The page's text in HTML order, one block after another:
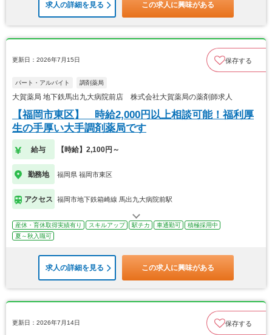
求人の詳細を見る この求人に興味がある
更新日：2026年7月15日 保存する
パート・アルバイト 調剤薬局
大賀薬局 地下鉄馬出九大病院前店 株式会社大賀薬局の薬剤師求人
【福岡市東区】 時給2,000円以上相談可能！福利厚
生の手厚い大手調剤薬局です
給与 【時給】2,100円～
勤務地 福岡県 福岡市東区
アクセス 福岡市地下鉄箱崎線 馬出九大病院前駅
産休・育休取得実績有り スキルアップ 駅チカ 車通勤可
積極採用中
夏～秋入職可
求人の詳細を見る この求人に興味がある
更新日：2026年7月14日 保存する